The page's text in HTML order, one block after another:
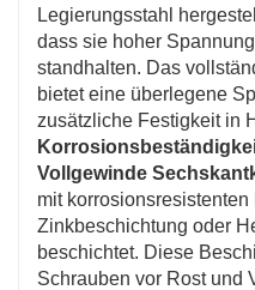
Legierungsstahl
dass sie hoher
standhalten. Das
bietet eine überlegene
zusätzliche Festigkeit in
Vollgewinde
mit
Zinkbeschichtung oder
beschichtet. Diese
Schrauben vor Rost und